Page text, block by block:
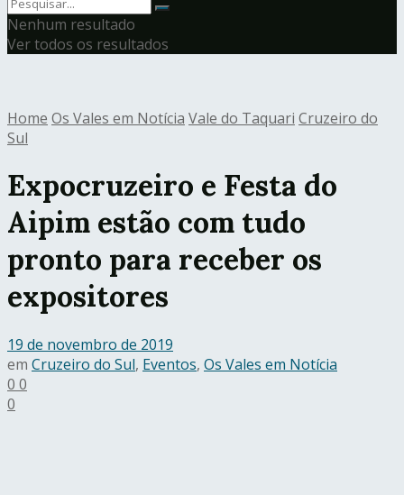
Nenhum resultado
Ver todos os resultados
Home Os Vales em Notícia Vale do Taquari Cruzeiro do
Sul
Expocruzeiro e Festa do
Aipim estão com tudo
pronto para receber os
expositores
19 de novembro de 2019
em Cruzeiro do Sul, Eventos, Os Vales em Notícia
0 0
0